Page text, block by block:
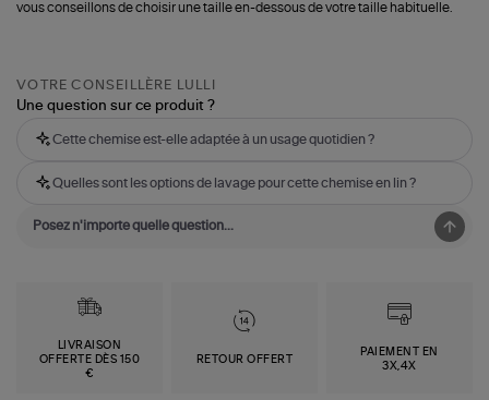
vous conseillons de choisir une taille en-dessous de votre taille habituelle.
VOTRE CONSEILLÈRE LULLI
Une question sur ce produit ?
Cette chemise est-elle adaptée à un usage quotidien ?
Quelles sont les options de lavage pour cette chemise en lin ?
LIVRAISON
OFFERTE DÈS 150
€
RETOUR OFFERT
PAIEMENT EN
3X,4X